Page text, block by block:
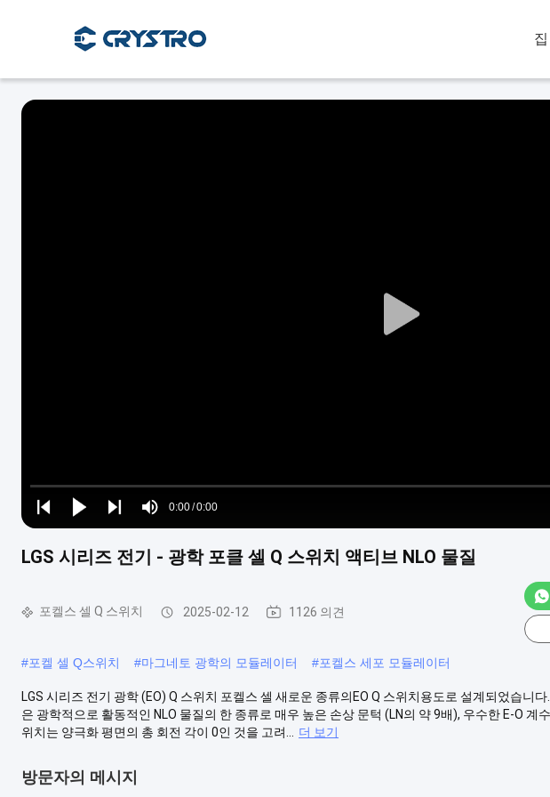
집
Play
Play
Play
Play
Mute
Time
0:00/0:00
Loaded:
0%
LGS 시리즈 전기 - 광학 포클 셀 Q 스위치 액티브 NLO 물질
포켈스 셀 Q 스위치 2025-02-12 1126 의견
#포켈 셀 Q스위치 #마그네토 광학의 모듈레이터 #포켈스 세포 모듈레이터
LGS 시리즈 전기 광학 (EO) Q 스위치 포켈스 셀 새로운 종류의EO Q 스위치용도로 설계되었습니
은 광학적으로 활동적인 NLO 물질의 한 종류로 매우 높은 손상 문턱 (LN의 약 9배), 우수한 E-O 계
위치는 양극화 평면의 총 회전 각이 0인 것을 고려...
더 보기
방문자의 메시지